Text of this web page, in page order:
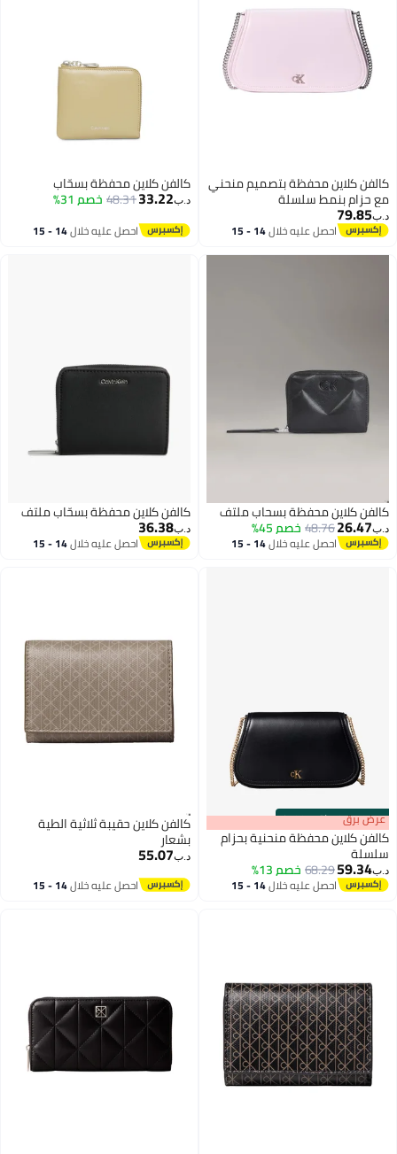
منحني
14 - 15
كالفن كلاين محفظة بسحّاب
د.ب‏33.22
48.31 خصم 31%
احصل عليه خلال 14 - 15
ملتف
14 - 15
كالفن كلاين محفظة بسحّاب ملتف
د.ب‏36.38
احصل عليه خلال 14 - 15
اغسطس
بحزام
14 - 15
كالفن كلاين حقيبة ثلاثية الطية
بشعار
احصل عليه خلال 14 - 15